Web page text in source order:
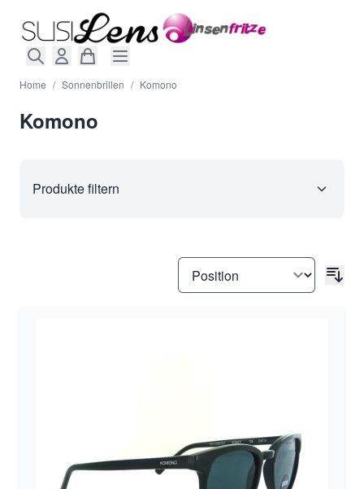
Home / Sonnenbrillen / Komono
Komono
Produkte filtern